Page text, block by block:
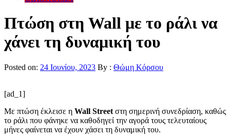
Πτώση στη Wall με το ράλι να
χάνει τη δυναμική του
Posted on: 24 Ιουνίου, 2023 By : Θώμη Κόρσου
[ad_1]
Mε πτώση έκλεισε η Wall Street στη σημερινή συνεδρίαση, καθώς
το ράλι που φάνηκε να καθοδηγεί την αγορά τους τελευταίους
μήνες φαίνεται να έχουν χάσει τη δυναμική του.